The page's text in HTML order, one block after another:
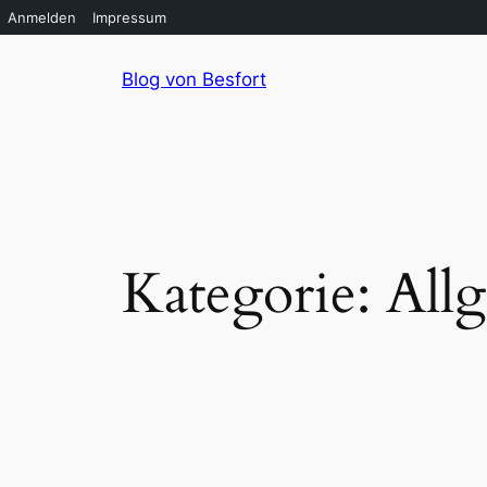
Anmelden Impressum
Blog von Besfort
Kategorie: